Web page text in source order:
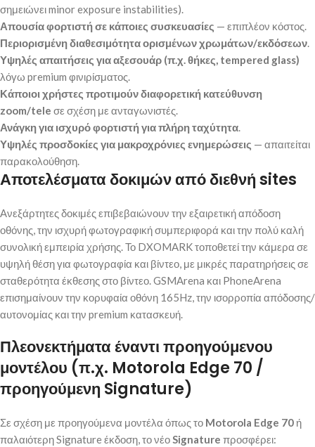
σημειώνει minor exposure instabilities).
Απουσία φορτιστή σε κάποιες συσκευασίες — επιπλέον κόστος.
Περιορισμένη διαθεσιμότητα ορισμένων χρωμάτων/εκδόσεων.
Υψηλές απαιτήσεις για αξεσουάρ (π.χ. θήκες, tempered glass)
λόγω premium φινιρίσματος.
Κάποιοι χρήστες προτιμούν διαφορετική κατεύθυνση
zoom/tele σε σχέση με ανταγωνιστές.
Ανάγκη για ισχυρό φορτιστή για πλήρη ταχύτητα.
Υψηλές προσδοκίες για μακροχρόνιες ενημερώσεις — απαιτείται
παρακολούθηση.
Αποτελέσματα δοκιμών από διεθνή sites
Ανεξάρτητες δοκιμές επιβεβαιώνουν την εξαιρετική απόδοση
οθόνης, την ισχυρή φωτογραφική συμπεριφορά και την πολύ καλή
συνολική εμπειρία χρήσης. Το DXOMARK τοποθετεί την κάμερα σε
υψηλή θέση για φωτογραφία και βίντεο, με μικρές παρατηρήσεις σε
σταθερότητα έκθεσης στο βίντεο. GSMArena και PhoneArena
επισημαίνουν την κορυφαία οθόνη 165Hz, την ισορροπία απόδοσης/
αυτονομίας και την premium κατασκευή.
Πλεονεκτήματα έναντι προηγούμενου
μοντέλου (π.χ. Motorola Edge 70 /
προηγούμενη Signature)
Σε σχέση με προηγούμενα μοντέλα όπως το Motorola Edge 70 ή
παλαιότερη Signature έκδοση, το νέοSignature προσφέρει: